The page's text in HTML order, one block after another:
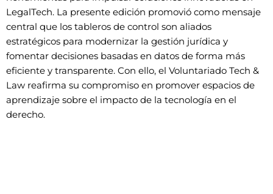
LegalTech. La presente edición promovió como mensaje
central que los tableros de control son aliados
estratégicos para modernizar la gestión jurídica y
fomentar decisiones basadas en datos de forma más
eficiente y transparente. Con ello, el Voluntariado Tech &
Law reafirma su compromiso en promover espacios de
aprendizaje sobre el impacto de la tecnología en el
derecho.